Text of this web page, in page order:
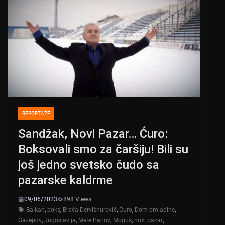
REPORTAŽE
Sandžak, Novi Pazar… Ćuro:
Boksovali smo za čaršiju! Bili su
još jedno svetsko čudo sa
pazarske kaldrme
09/06/2023
898 Views
Balkan, boks, Braća Dervišnurović, Ćuro, Dom omladine,
Gazepov, Jugoslavija, Mete Parlov, Moguš, novi pazar,